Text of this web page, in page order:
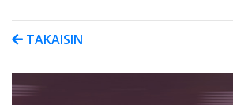
TAKAISIN